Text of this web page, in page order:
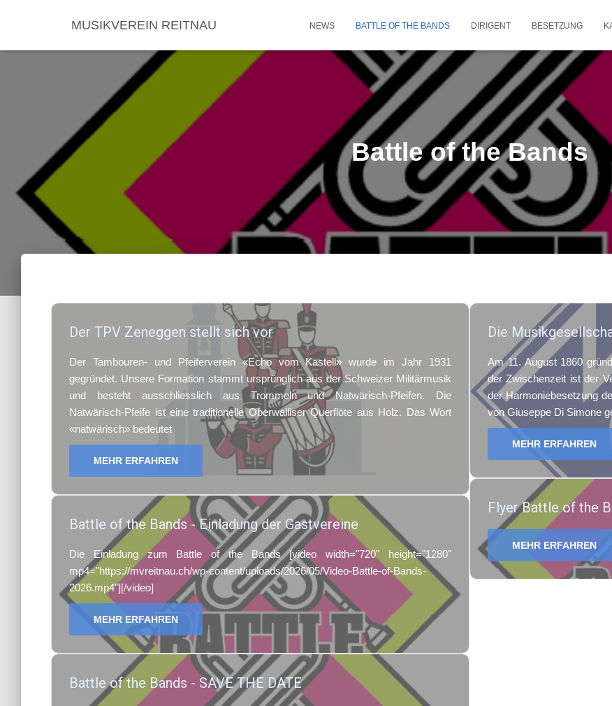
MUSIKVEREIN REITNAU NEWS BATTLE OF THE BANDS DIRIGENT BESETZUNG
Battle of the Bands
Der TPV Zeneggen stellt sich vor
Der Tambouren- und Pfeiferverein «Echo vom Kastell» wurde im Jahr 1931
gegründet. Unsere Formation stammt ursprünglich aus der Schweizer Militärmusik
und besteht ausschliesslich aus Trommeln und Natwärisch-Pfeifen. Die
Natwärisch-Pfeife ist eine traditionelle Oberwalliser Querflöte aus Holz. Das Wort
«natwärisch» bedeutet
MEHR ERFAHREN
Battle of the Bands - Einladung der Gastvereine
Die Einladung zum Battle of the Bands [video width="720" height="1280"
mp4="https://mvreitnau.ch/wp-content/uploads/2026/05/Video-Battle-of-Bands-
2026.mp4"][/video]
MEHR ERFAHREN
Battle of the Bands - SAVE THE DATE
Die
Am 11. August 1860
der Zwischenzeit ist der
der Harmoniebesetzung
von Giuseppe Di Simone
MEHR ERFAHREN
Flyer Battle of the
MEHR ERFAHREN